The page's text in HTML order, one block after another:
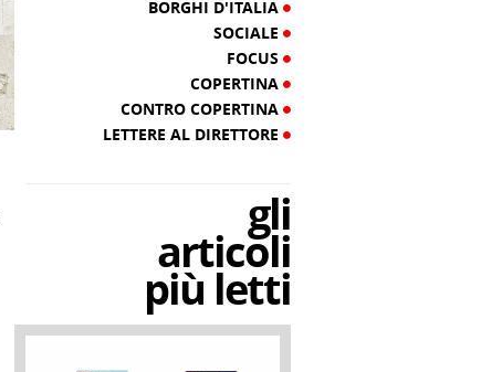
BORGHI D'ITALIA
SOCIALE
FOCUS
COPERTINA
CONTRO COPERTINA
LETTERE AL DIRETTORE
gli
articoli
più letti